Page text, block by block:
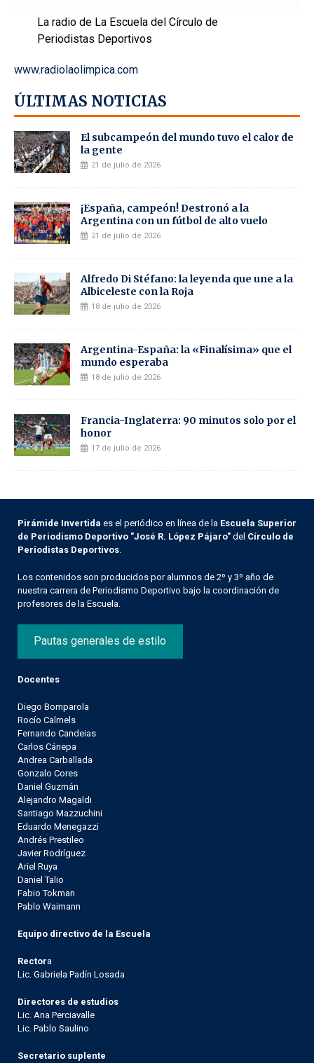
La radio de La Escuela del Círculo de
Periodistas Deportivos
www.radiolaolimpica.com
ÚLTIMAS NOTICIAS
El subcampeón del mundo tuvo el calor de
la gente
21 de julio de 2026
¡España, campeón! Destronó a la
Argentina con un fútbol de alto vuelo
21 de julio de 2026
Alfredo Di Stéfano: la leyenda que une a la
Albiceleste con la Roja
18 de julio de 2026
Argentina-España: la «Finalísima» que el
mundo esperaba
18 de julio de 2026
Francia-Inglaterra: 90 minutos solo por el
honor
17 de julio de 2026
Pirámide Invertida es el periódico en línea de la Escuela Superior
de Periodismo Deportivo "José R. López Pájaro" del Círculo de
Periodistas Deportivos
Los contenidos son producidos por alumnos de 2º y 3º año de
nuestra carrera de Periodismo Deportivo bajo la coordinación de
profesores de la Escuela.
Pautas generales de estilo
Docentes
Diego Bomparola
Rocío Calmels
Fernando Candeias
Carlos Cánepa
Andrea Carballada
Gonzalo Cores
Daniel Guzmán
Alejandro Magaldi
Santiago Mazzuchini
Eduardo Menegazzi
Andrés Prestileo
Javier Rodríguez
Ariel Ruya
Daniel Talio
Fabio Tokman
Pablo Waimann
Equipo directivo de la Escuela
Rectora
Lic. Gabriela Padín Losada
Directores de estudios
Lic. Ana Perciavalle
Lic. Pablo Saulino
Secretario suplente